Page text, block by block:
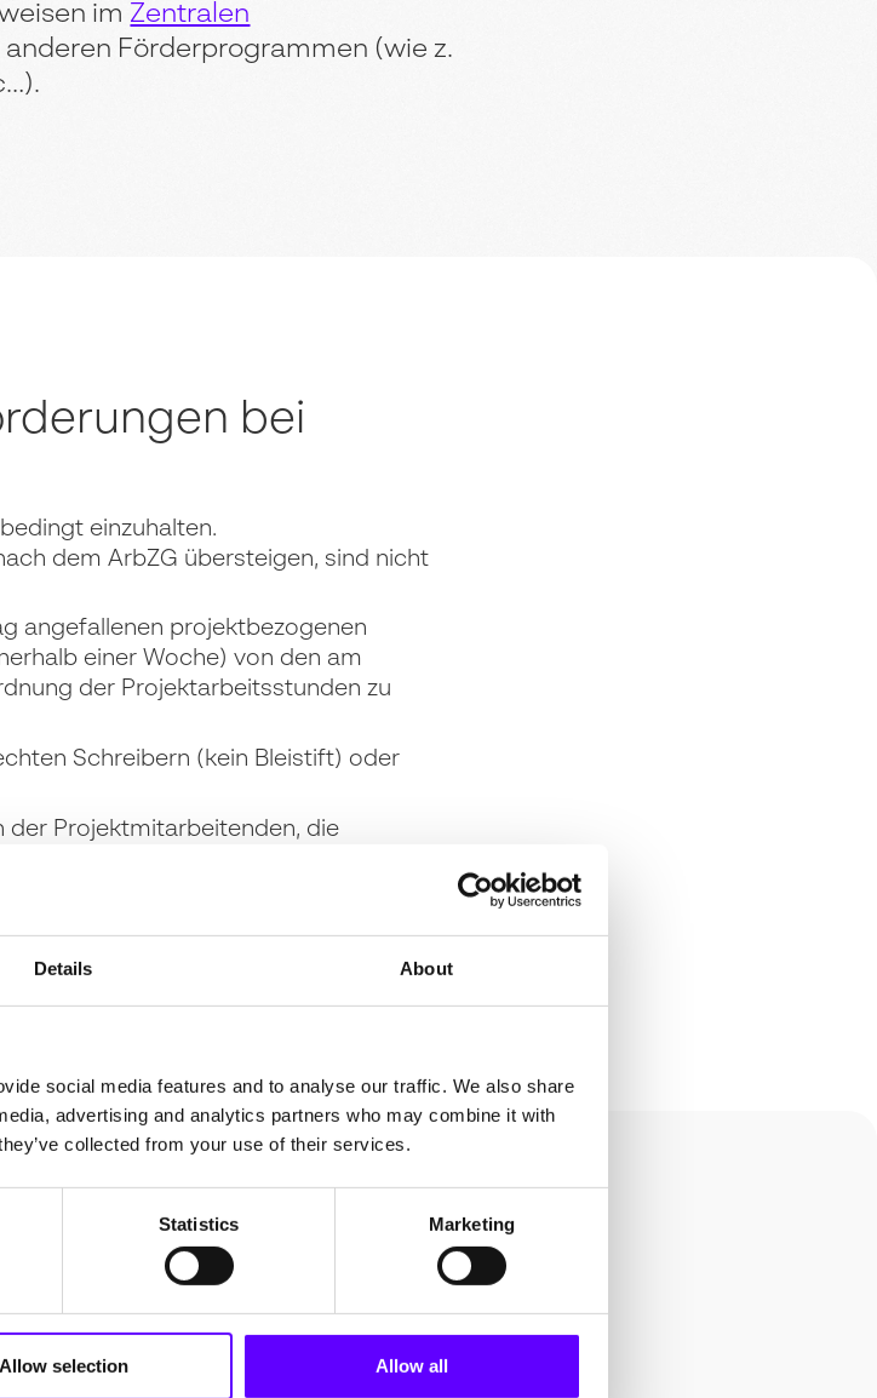
Details About
social media features and to analyse our traffic. We also share
advertising and analytics partners who may combine it with
collected from your use of their services.
Statistics Marketing
Allow selection Allow all
im Zentralen
anderen Förderprogrammen (wie z.
bei
einzuhalten.
dem ArbZG übersteigen, sind nicht
angefallenen projektbezogenen
einer Woche) von den am
der Projektarbeitsstunden zu
Schreibern (kein Bleistift) oder
der Projektmitarbeitenden, die
sowie der Abrechnungszeitraum
ZIM-Programm?
mit Bezug zu den bearbeiteten
von max. 173,33 Stunden bei einer